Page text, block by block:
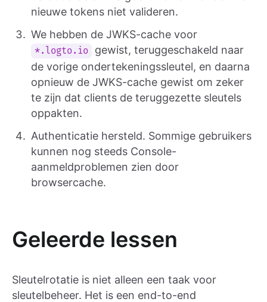
nieuwe tokens niet valideren.
We hebben de JWKS-cache voor
*.logto.io
gewist, teruggeschakeld naar
de vorige ondertekeningssleutel, en daarna
opnieuw de JWKS-cache gewist om zeker
te zijn dat clients de teruggezette sleutels
oppakten.
Authenticatie hersteld. Sommige gebruikers
kunnen nog steeds Console-
aanmeldproblemen zien door
browsercache.
Geleerde lessen
Sleutelrotatie is niet alleen een taak voor
sleutelbeheer. Het is een end-to-end